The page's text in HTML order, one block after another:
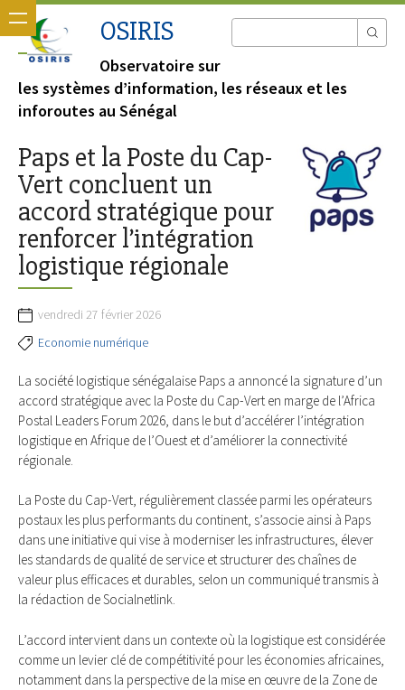
OSIRIS
Observatoire sur
les systèmes d’information, les réseaux et les
inforoutes au Sénégal
Paps et la Poste du Cap-
Vert concluent un
accord stratégique pour
renforcer l’intégration
logistique régionale
vendredi 27 février 2026
Economie numérique
La société logistique sénégalaise Paps a annoncé la signature d’un
accord stratégique avec la Poste du Cap-Vert en marge de l’Africa
Postal Leaders Forum 2026, dans le but d’accélérer l’intégration
logistique en Afrique de l’Ouest et d’améliorer la connectivité
régionale.
La Poste du Cap-Vert, régulièrement classée parmi les opérateurs
postaux les plus performants du continent, s’associe ainsi à Paps
dans une initiative qui vise à moderniser les infrastructures, élever
les standards de qualité de service et structurer des chaînes de
valeur plus efficaces et durables, selon un communiqué transmis à
la rédaction de Socialnetlink.
L’accord intervient dans un contexte où la logistique est considérée
comme un levier clé de compétitivité pour les économies africaines,
notamment dans la perspective de la mise en œuvre de la Zone de